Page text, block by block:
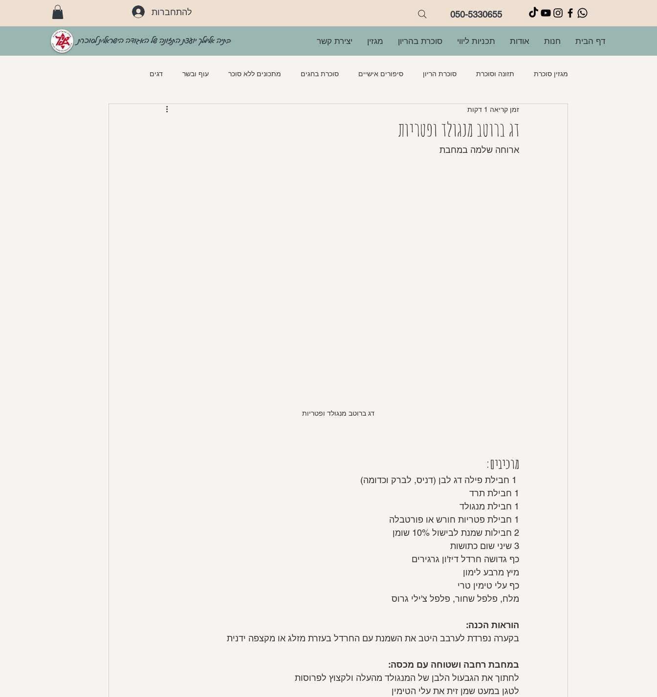
להתחברות 050-5330655
בתיה אלימלך יועצת התזונה של האגודה הישראלית לסוכרת דף הבית חנות אודות תכניות ליווי סוכרת בהריון מגזין יצירת קשר
מגזין סוכרת תזונה וסוכרת סוכרת הריון סיפורים אישיים סוכרת בחגים מתכונים ללא סוכר עוף ובשר דגים
מרקים מאפים
דג ברוטב מנגולד ופטריות
זמן קריאה 1 דקות
ארוחה שלמה במחבת
דג ברוטב מנגולד ופטריות
מרכיבים:
1 חבילת תרד
1 חבילת מנגולד
1 חבילת פטריות חורש או פורטבלה
2 חבילות שמנת לבישול 10% שומן
3 שיני שום כתושות
כף גדושה חרדל דיז'ון גרגירים
מיץ מרבע לימון
כף עלי טימין טרי
מלח, פלפל שחור, פלפל צ'ילי גרוס
הוראות הכנה:
בקערה נפרדת לערבב היטב את השמנת עם החרדל בעזרת מזלג או מקצפה ידנית
במחבת רחבה ושטוחה עם מכסה:
לחתוך את הגבעול הלבן של המנגולד מהעלה ולקצוץ לפרוסות
לטגן במעט שמן זית את עלי הטימין